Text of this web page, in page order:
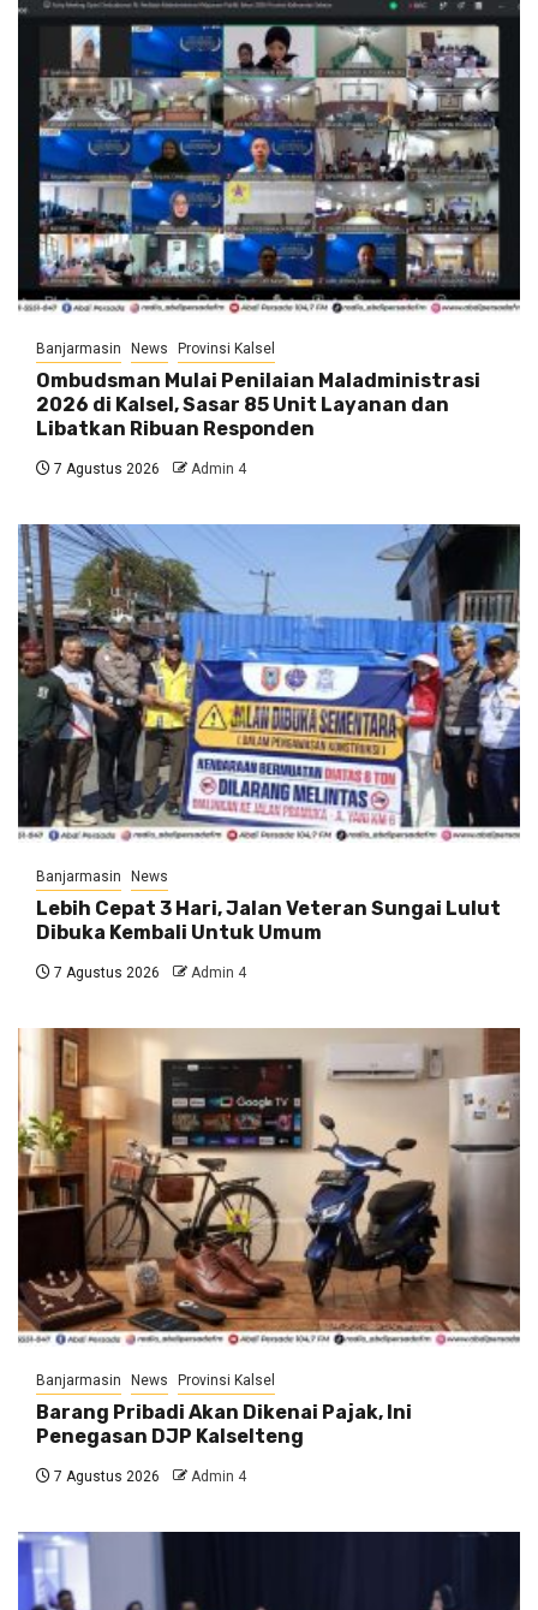
Banjarmasin News Provinsi Kalsel
Ombudsman Mulai Penilaian Maladministrasi
2026 di Kalsel, Sasar 85 Unit Layanan dan
Libatkan Ribuan Responden
7 Agustus 2026 Admin 4
Banjarmasin News
Lebih Cepat 3 Hari, Jalan Veteran Sungai Lulut
Dibuka Kembali Untuk Umum
7 Agustus 2026 Admin 4
Banjarmasin News Provinsi Kalsel
Barang Pribadi Akan Dikenai Pajak, Ini
Penegasan DJP Kalselteng
7 Agustus 2026 Admin 4